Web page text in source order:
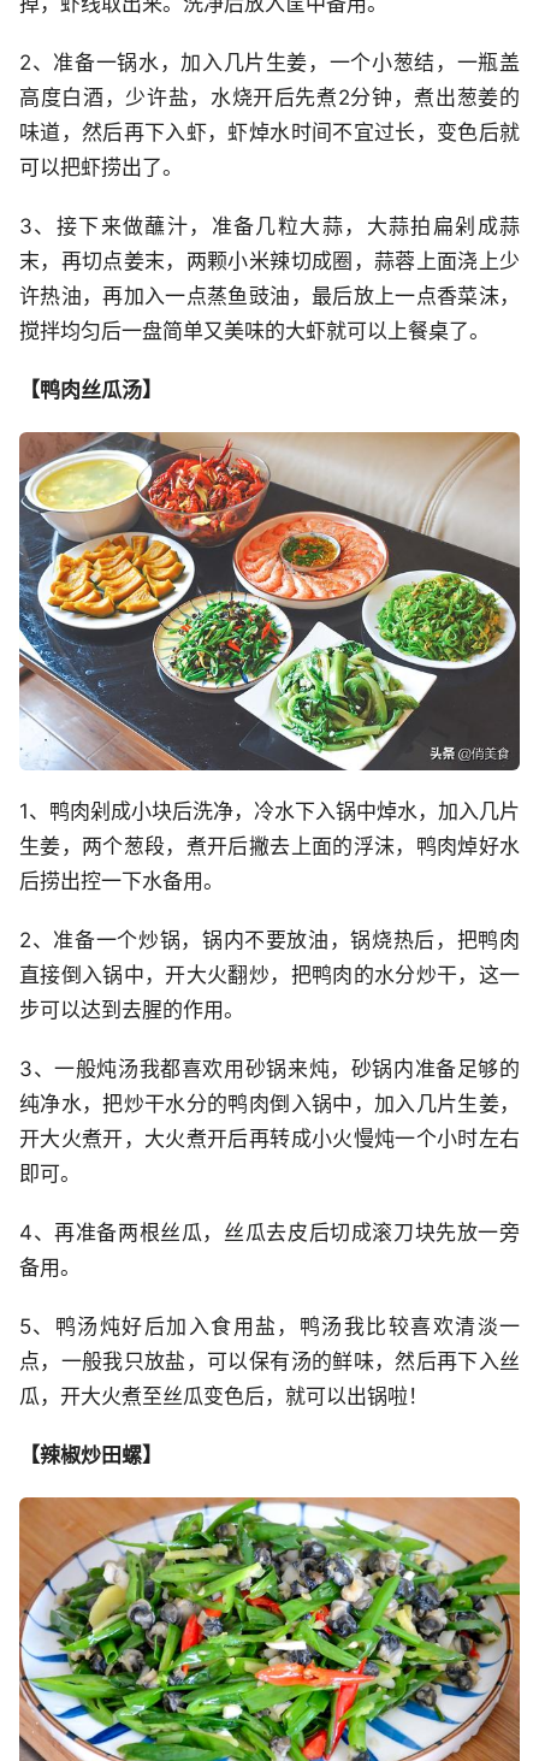
2、准备一锅水，加入几片生姜，一个小葱结，一瓶盖
高度白酒，少许盐，水烧开后先煮2分钟，煮出葱姜的
味道，然后再下入虾，虾焯水时间不宜过长，变色后就
可以把虾捞出了。
3、接下来做蘸汁，准备几粒大蒜，大蒜拍扁剁成蒜
末，再切点姜末，两颗小米辣切成圈，蒜蓉上面浇上少
许热油，再加入一点蒸鱼豉油，最后放上一点香菜沫，
搅拌均匀后一盘简单又美味的大虾就可以上餐桌了。
【鸭肉丝瓜汤】
1、鸭肉剁成小块后洗净，冷水下入锅中焯水，加入几片
生姜，两个葱段，煮开后撇去上面的浮沫，鸭肉焯好水
后捞出控一下水备用。
2、准备一个炒锅，锅内不要放油，锅烧热后，把鸭肉
直接倒入锅中，开大火翻炒，把鸭肉的水分炒干，这一
步可以达到去腥的作用。
3、一般炖汤我都喜欢用砂锅来炖，砂锅内准备足够的
纯净水，把炒干水分的鸭肉倒入锅中，加入几片生姜，
开大火煮开，大火煮开后再转成小火慢炖一个小时左右
即可。
4、再准备两根丝瓜，丝瓜去皮后切成滚刀块先放一旁
备用。
5、鸭汤炖好后加入食用盐，鸭汤我比较喜欢清淡一
点，一般我只放盐，可以保有汤的鲜味，然后再下入丝
瓜，开大火煮至丝瓜变色后，就可以出锅啦！
【辣椒炒田螺】